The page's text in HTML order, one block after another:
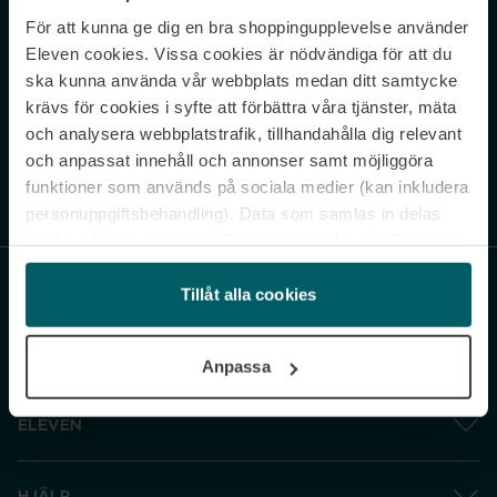
För att kunna ge dig en bra shoppingupplevelse använder
Eleven cookies. Vissa cookies är nödvändiga för att du
ska kunna använda vår webbplats medan ditt samtycke
krävs för cookies i syfte att förbättra våra tjänster, mäta
och analysera webbplatstrafik, tillhandahålla dig relevant
och anpassat innehåll och annonser samt möjliggöra
funktioner som används på sociala medier (kan inkludera
personuppgiftsbehandling). Data som samlas in delas
och gå vidare” accepterar du samtliga cookies medan du
under ”Inställningar” kan anpassa användningen av
cookies. Du kan återkalla ditt samtycke när som helst.
Tillåt alla cookies
Anpassa
Never miss a beat.
Sign up to our newsletter.
Genom att prenumerera accepterar du vår Integritetspolicy. Avprenumerera
ELEVEN